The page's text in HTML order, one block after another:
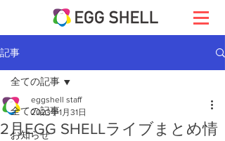
記事
全ての記事
お知らせ
全ての記事
2月EGG SHELLライブまとめ情
eggshell staff
2023年1月31日